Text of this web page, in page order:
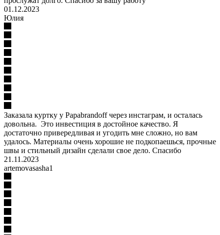
01.12.2023
Юлия
Заказала куртку у Papabrandoff через инстаграм, и осталась
довольна. Это инвестиция в достойное качество. Я
достаточно привередливая и угодить мне сложно, но вам
удалось. Материалы очень хорошие не подкопаешься, прочные
швы и стильный дизайн сделали свое дело. Спасибо
21.11.2023
artemovasasha1